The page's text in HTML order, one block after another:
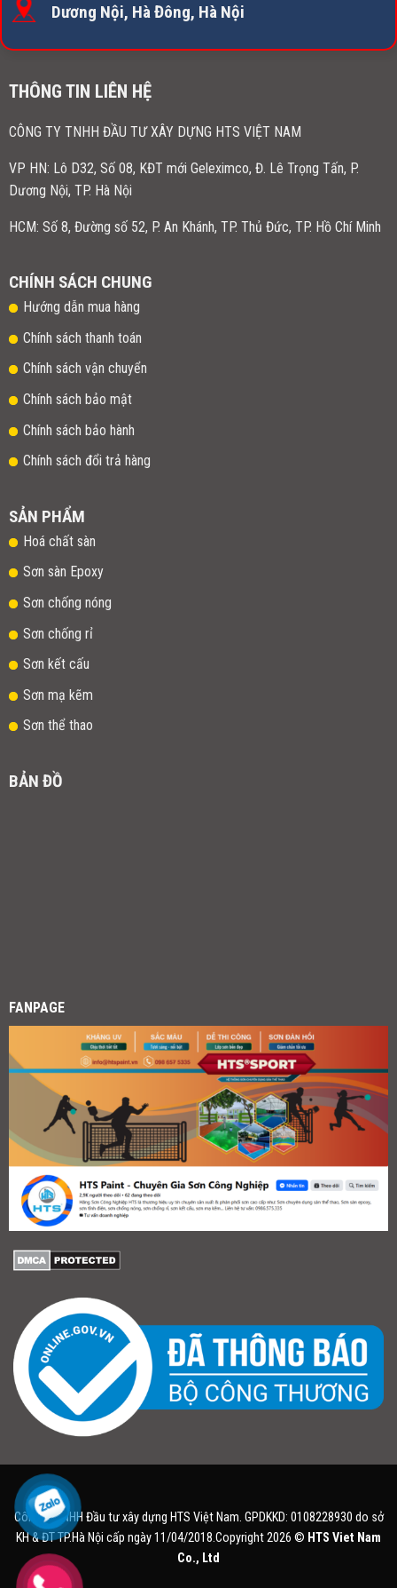
Dương Nội, Hà Đông, Hà Nội
THÔNG TIN LIÊN HỆ
CÔNG TY TNHH ĐẦU TƯ XÂY DỰNG HTS VIỆT NAM
VP HN: Lô D32, Số 08, KĐT mới Geleximco, Đ. Lê Trọng Tấn, P.
Dương Nội, TP. Hà Nội
HCM: Số 8, Đường số 52, P. An Khánh, TP. Thủ Đức, TP. Hồ Chí Minh
CHÍNH SÁCH CHUNG
Hướng dẫn mua hàng
Chính sách thanh toán
Chính sách vận chuyển
Chính sách bảo mật
Chính sách bảo hành
Chính sách đổi trả hàng
SẢN PHẨM
Hoá chất sàn
Sơn sàn Epoxy
Sơn chống nóng
Sơn chống rỉ
Sơn kết cấu
Sơn mạ kẽm
Sơn thể thao
BẢN ĐỒ
FANPAGE
Công ty TNHH Đầu tư xây dựng HTS Việt Nam. GPDKKD: 0108228930 do sở
KH & ĐT TP.Hà Nội cấp ngày 11/04/2018.Copyright 2026 © HTS Viet Nam
Co., Ltd